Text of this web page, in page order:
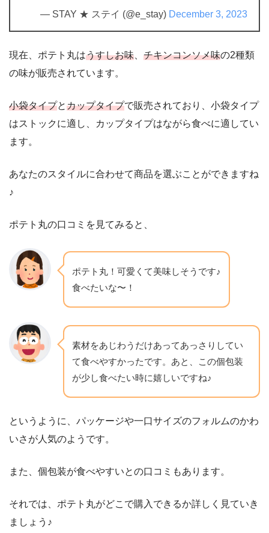
— STAY ★ ステイ (@e_stay) December 3, 2023
現在、ポテト丸はうすしお味 チキンコンソメ味の2種類
の味が販売されています。
小袋タイプとカップタイプで販売されており、小袋タイプ
はストックに適し、カップタイプはながら食べに適してい
ます。
あなたのスタイルに合わせて商品を選ぶことができますね
♪
ポテト丸の口コミを見てみると、
ポテト丸！可愛くて美味しそうです♪
食べたいな〜！
素材をあじわうだけあってあっさりしてい
て食べやすかったです。あと、この個包装
が少し食べたい時に嬉しいですね♪
というように、パッケージや一口サイズのフォルムのかわ
いさが人気のようです。
また、個包装が食べやすいとの口コミもあります。
それでは、ポテト丸がどこで購入できるか詳しく見ていき
ましょう♪